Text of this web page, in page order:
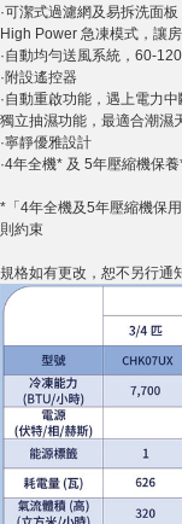
·可潔式過濾網及易拆洗面
High Power 急凍模式，讓
·自動均勻送風系統，60-
·附設遙控器
·自動重啟功能，遇上電力
獨立抽濕功能，最適合潮濕
·寧靜優雅設計
·4年全機* 及 5年壓縮機保
*「4年全機及5年壓縮機保
則約束
規格如有更改，恕不另行通